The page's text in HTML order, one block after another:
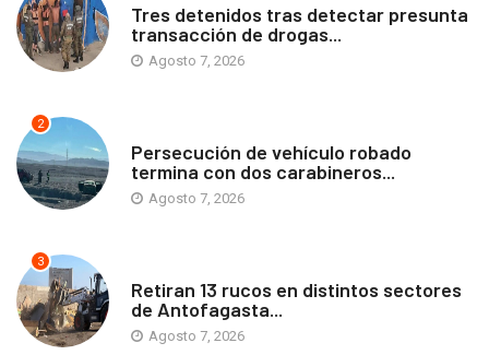
Tres detenidos tras detectar presunta
transacción de drogas...
Agosto 7, 2026
2
Persecución de vehículo robado
termina con dos carabineros...
Agosto 7, 2026
3
Retiran 13 rucos en distintos sectores
de Antofagasta...
Agosto 7, 2026